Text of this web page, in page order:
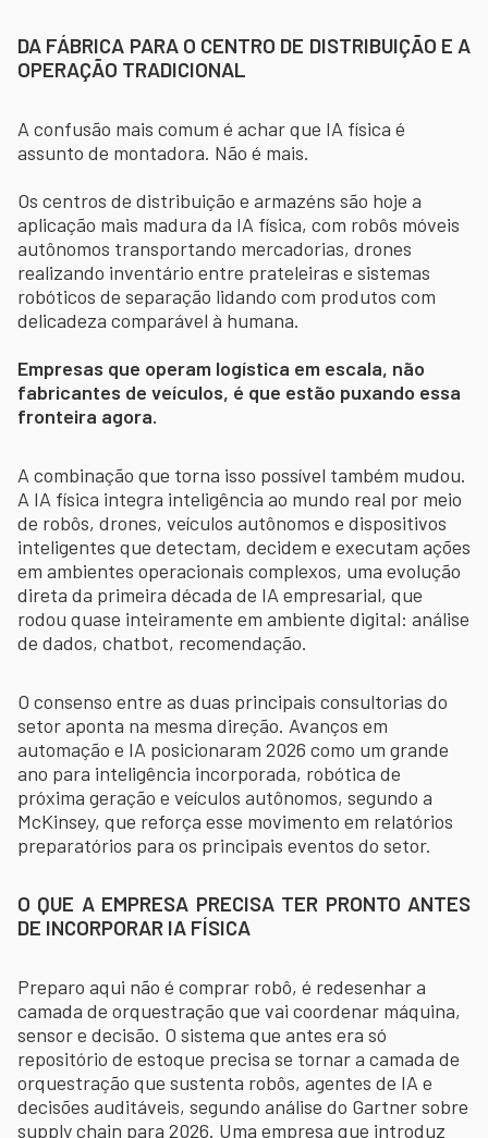
DA FÁBRICA PARA O CENTRO DE DISTRIBUIÇÃO E A
OPERAÇÃO TRADICIONAL
A confusão mais comum é achar que IA física é
assunto de montadora. Não é mais.
Os centros de distribuição e armazéns são hoje a
aplicação mais madura da IA física, com robôs móveis
autônomos transportando mercadorias, drones
realizando inventário entre prateleiras e sistemas
robóticos de separação lidando com produtos com
delicadeza comparável à humana.
Empresas que operam logística em escala, não
fabricantes de veículos, é que estão puxando essa
fronteira agora.
A combinação que torna isso possível também mudou.
A IA física integra inteligência ao mundo real por meio
de robôs, drones, veículos autônomos e dispositivos
inteligentes que detectam, decidem e executam ações
em ambientes operacionais complexos, uma evolução
direta da primeira década de IA empresarial, que
rodou quase inteiramente em ambiente digital: análise
de dados, chatbot, recomendação.
O consenso entre as duas principais consultorias do
setor aponta na mesma direção. Avanços em
automação e IA posicionaram 2026 como um grande
ano para inteligência incorporada, robótica de
próxima geração e veículos autônomos, segundo a
McKinsey, que reforça esse movimento em relatórios
preparatórios para os principais eventos do setor.
O QUE A EMPRESA PRECISA TER PRONTO ANTES
DE INCORPORAR IA FÍSICA
Preparo aqui não é comprar robô, é redesenhar a
camada de orquestração que vai coordenar máquina,
sensor e decisão. O sistema que antes era só
repositório de estoque precisa se tornar a camada de
orquestração que sustenta robôs, agentes de IA e
decisões auditáveis, segundo análise do Gartner sobre
supply chain para 2026. Uma empresa que introduz